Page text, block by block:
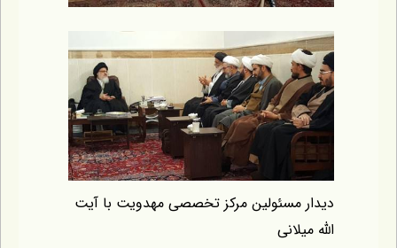
مسئولین مرکز تخصصی مهدویت با آیت